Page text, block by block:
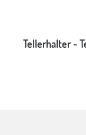
Tellerhalter -